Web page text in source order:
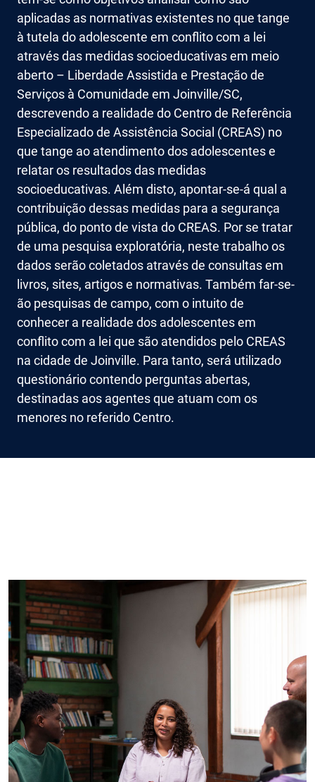
aplicadas as normativas existentes no que tange
à tutela do adolescente em conflito com a lei
através das medidas socioeducativas em meio
aberto – Liberdade Assistida e Prestação de
Serviços à Comunidade em Joinville/SC,
descrevendo a realidade do Centro de Referência
Especializado de Assistência Social (CREAS) no
que tange ao atendimento dos adolescentes e
relatar os resultados das medidas
socioeducativas. Além disto, apontar-se-á qual a
contribuição dessas medidas para a segurança
pública, do ponto de vista do CREAS. Por se tratar
de uma pesquisa exploratória, neste trabalho os
dados serão coletados através de consultas em
livros, sites, artigos e normativas. Também far-se-
ão pesquisas de campo, com o intuito de
conhecer a realidade dos adolescentes em
conflito com a lei que são atendidos pelo CREAS
na cidade de Joinville. Para tanto, será utilizado
questionário contendo perguntas abertas,
destinadas aos agentes que atuam com os
menores no referido Centro.
Imagem de capa